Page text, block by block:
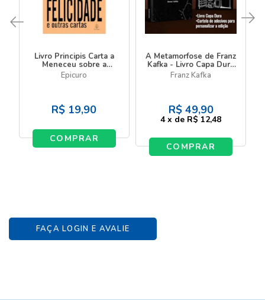
Livro Principis Carta a
Meneceu sobre a
felicidade e outras
cartas
Epicuro
R$ 19,90
COMPRAR
A Metamorfose de Franz
Kafka - Livro Capa Dura
- Edição Especial com
Cartela de Adesivos
Franz Kafka
R$ 49,90
4 x de R$ 12,48
COMPRAR
FAÇA LOGIN E AVALIE